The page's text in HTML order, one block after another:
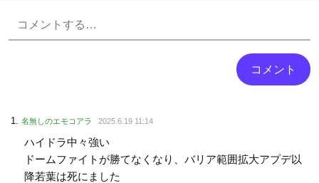
名無しのエモコアラ 2025.6.19 11:14
ハイドラ中々強い
ドームファイトが勝てなくなり、バリア範囲拡大アプデ以
降若葉は死にました